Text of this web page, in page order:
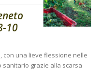
10
con una lieve flessione nelle
sanitario grazie alla scarsa